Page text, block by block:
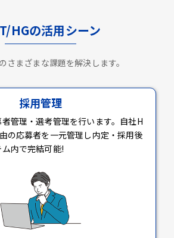
HGの活用シーン
さまざまな課題を解決します。
採用管理
管理・選考管理を行います。自社H
の応募者を一元管理し内定・採用後
内で完結可能!